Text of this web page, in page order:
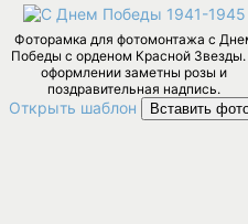
Фоторамка для фотомонтажа с
Победы с орденом Красной
оформлении заметны розы и
поздравительная надпись.
Открыть шаблон Вставить